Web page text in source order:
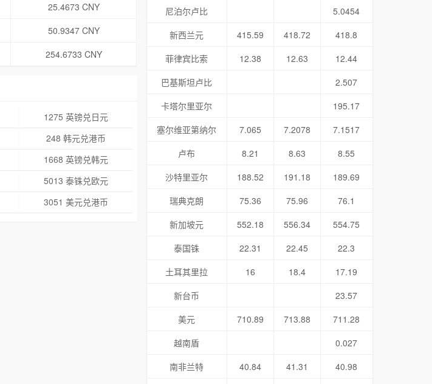
25.4673 CNY
50.9347 CNY
254.6733 CNY
1275 英镑兑日元
248 韩元兑港币
1668 英镑兑韩元
5013 泰铢兑欧元
3051 美元兑港币
尼泊尔卢比
5.0454
新西兰元
415.59 418.72
418.8
菲律宾比索
12.38 12.63
12.44
巴基斯坦卢比
2.507
卡塔尔里亚尔
195.17
塞尔维亚第纳尔
7.065 7.2078
7.1517
卢布
8.21 8.63
8.55
沙特里亚尔
188.52 191.18
189.69
瑞典克朗
75.36 75.96
76.1
新加坡元
552.18 556.34
554.75
泰国铢
22.31 22.45
22.3
土耳其里拉
16 18.4
17.19
新台币
23.57
美元
710.89 713.88
711.28
越南盾
0.027
南非兰特
40.84 41.31 40.98